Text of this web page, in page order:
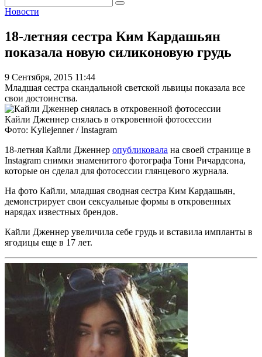
Новости
18-летняя сестра Ким Кардашьян
показала новую силиконовую грудь
9 Сентября, 2015 11:44
Младшая сестра скандальной светской львицы показала все
свои достоинства.
Кайли Дженнер снялась в откровенной фотосессии
Фото: Kyliejenner / Instagram
18-летняя Кайли Дженнер опубликовала на своей странице в
Instagram снимки знаменитого фотографа Тони Ричардсона,
которые он сделал для фотосессии глянцевого журнала.
На фото Кайли, младшая сводная сестра Ким Кардашьян,
демонстрирует свои сексуальные формы в откровенных
нарядах известных брендов.
Кайли Дженнер увеличила себе грудь и вставила импланты в
ягодицы еще в 17 лет.